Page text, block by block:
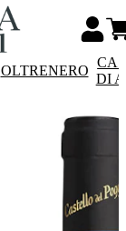
OLTRENERO
DI